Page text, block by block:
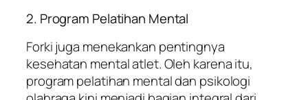
2. Program Pelatihan Mental
Forki juga menekankan pentingnya
kesehatan mental atlet. Oleh karena itu,
program pelatihan mental dan psikologi